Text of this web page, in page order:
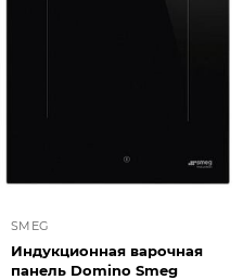
SMEG
Индукционная варочная
панель Domino Smeg